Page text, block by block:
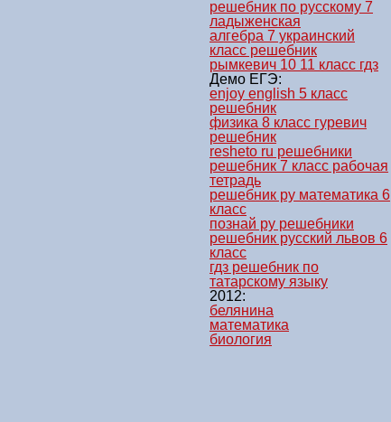
решебник по русскому 7
ладыженская
алгебра 7 украинский
класс решебник
рымкевич 10 11 класс гдз
Демо ЕГЭ:
enjoy english 5 класс
решебник
физика 8 класс гуревич
решебник
resheto ru решебники
решебник 7 класс рабочая
тетрадь
решебник ру математика 6
класс
познай ру решебники
решебник русский львов 6
класс
гдз решебник по
татарскому языку
2012:
белянина
математика
биология